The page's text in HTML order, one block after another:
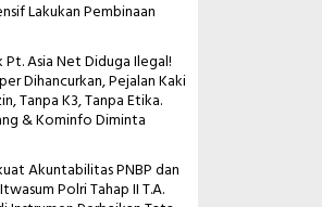
Lakukan Pembinaan
Asia Net Diduga Ilegal!
Dihancurkan, Pejalan Kaki
Tanpa K3, Tanpa Etika.
& Kominfo Diminta
Akuntabilitas PNBP dan
Polri Tahap II T.A.